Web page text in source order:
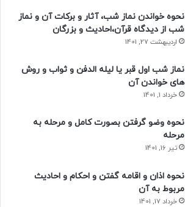
نحوه خواندن نماز شب، آثار و برکات آن و نماز
شب از دیدگاه قرآن،احادیث و بزرگان
اردیبهشت 27, 1401
نماز شب اول قبر یا لیله الدفن و ثواب و روش
های خواندن آن
خرداد 1, 1401
نحوه وضو گرفتن بصورت کامل و مرحله به
مرحله
تیر 16, 1401
نحوه اذان و اقامه گفتن و احکام و احادیث
مربوط به آن
خرداد 17, 1401